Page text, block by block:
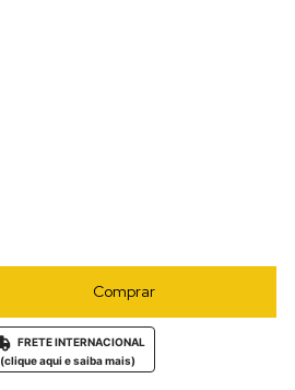
FRETE INTERNACIONAL
(clique aqui e saiba mais)